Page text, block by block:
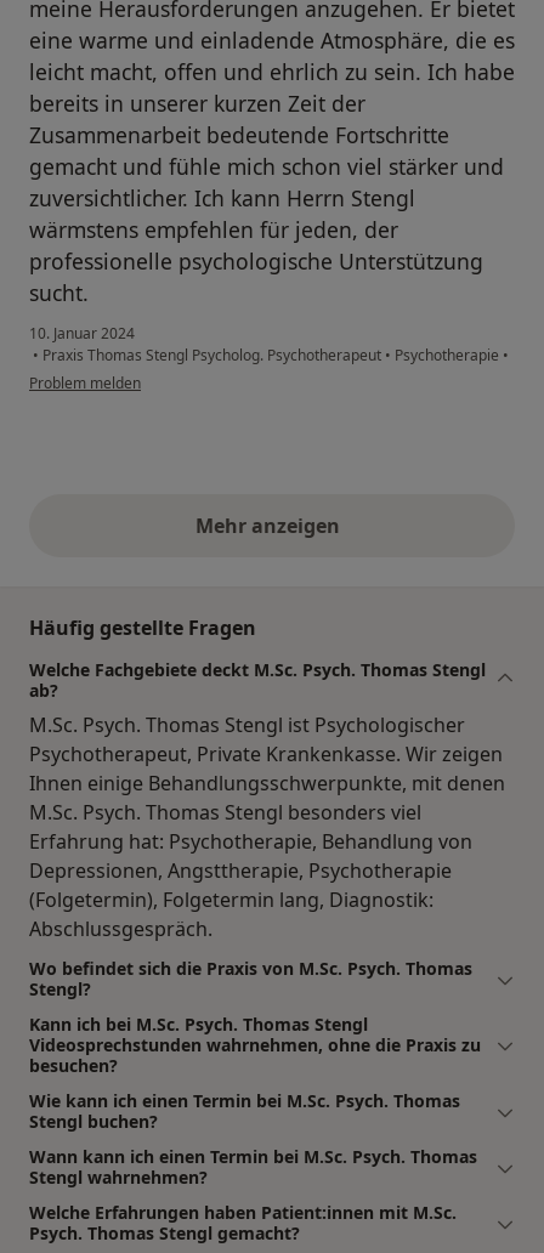
meine Herausforderungen anzugehen. Er bietet
eine warme und einladende Atmosphäre, die es
leicht macht, offen und ehrlich zu sein. Ich habe
bereits in unserer kurzen Zeit der
Zusammenarbeit bedeutende Fortschritte
gemacht und fühle mich schon viel stärker und
zuversichtlicher. Ich kann Herrn Stengl
wärmstens empfehlen für jeden, der
professionelle psychologische Unterstützung
sucht.
10. Januar 2024
• Praxis Thomas Stengl Psycholog. Psychotherapeut • Psychotherapie •
Problem melden
Mehr anzeigenobige Stellungnahmen
Häufig gestellte Fragen
Welche Fachgebiete deckt M.Sc. Psych. Thomas Stengl
ab?
M.Sc. Psych. Thomas Stengl ist Psychologischer
Psychotherapeut, Private Krankenkasse. Wir zeigen
Ihnen einige Behandlungsschwerpunkte, mit denen
M.Sc. Psych. Thomas Stengl besonders viel
Erfahrung hat: Psychotherapie, Behandlung von
Depressionen, Angsttherapie, Psychotherapie
(Folgetermin), Folgetermin lang, Diagnostik:
Abschlussgespräch.
Wo befindet sich die Praxis von M.Sc. Psych. Thomas
Stengl?
Kann ich bei M.Sc. Psych. Thomas Stengl
Videosprechstunden wahrnehmen, ohne die Praxis zu
besuchen?
Wie kann ich einen Termin bei M.Sc. Psych. Thomas
Stengl buchen?
Wann kann ich einen Termin bei M.Sc. Psych. Thomas
Stengl wahrnehmen?
Welche Erfahrungen haben Patient:innen mit M.Sc.
Psych. Thomas Stengl gemacht?